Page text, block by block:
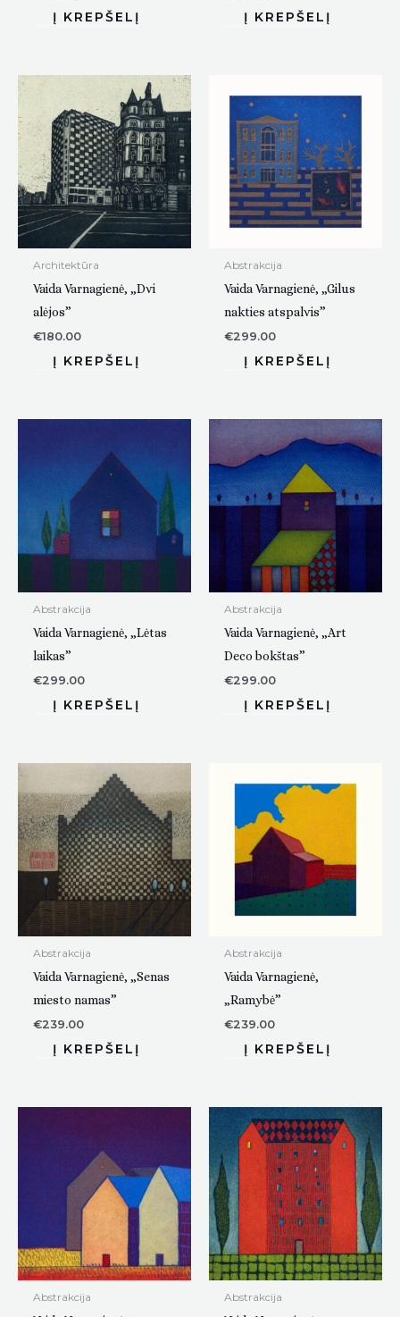
Architektūra
Vaida Varnagienė, „Dvi
alėjos”
€180.00
Abstrakcija
Vaida Varnagienė, „Gilus
nakties atspalvis”
€299.00
Abstrakcija
Vaida Varnagienė, „Lėtas
laikas”
€299.00
Abstrakcija
Vaida Varnagienė, „Art
Deco bokštas”
€299.00
Abstrakcija
Vaida Varnagienė, „Senas
miesto namas”
€239.00
Abstrakcija
Vaida Varnagienė,
„Ramybė”
€239.00
Abstrakcija Abstrakcija